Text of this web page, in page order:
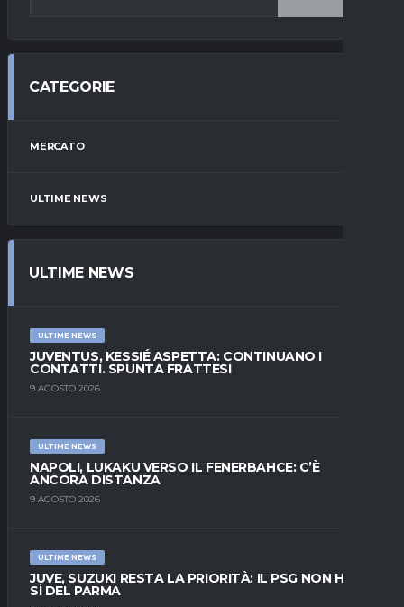
CATEGORIE
MERCATO
ULTIME NEWS
ULTIME NEWS
ULTIME NEWS
JUVENTUS, KESSIÉ ASPETTA: CONTINUANO I
CONTATTI. SPUNTA FRATTESI
9 AGOSTO 2026
ULTIME NEWS
NAPOLI, LUKAKU VERSO IL FENERBAHCE: C’È
ANCORA DISTANZA
9 AGOSTO 2026
ULTIME NEWS
JUVE, SUZUKI RESTA LA PRIORITÀ: IL PSG NON HA IL
SÌ DEL PARMA